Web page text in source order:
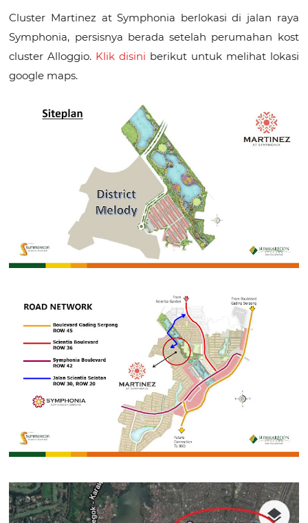
Cluster Martinez at Symphonia berlokasi di jalan raya
Symphonia, persisnya berada setelah perumahan kost
cluster Alloggio. Klik disini berikut untuk melihat lokasi
google maps.